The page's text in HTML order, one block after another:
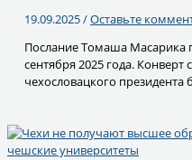
19.09.2025/Оставьте
Послание Томаша Масарика
сентября 2025 года.
чехословацкого